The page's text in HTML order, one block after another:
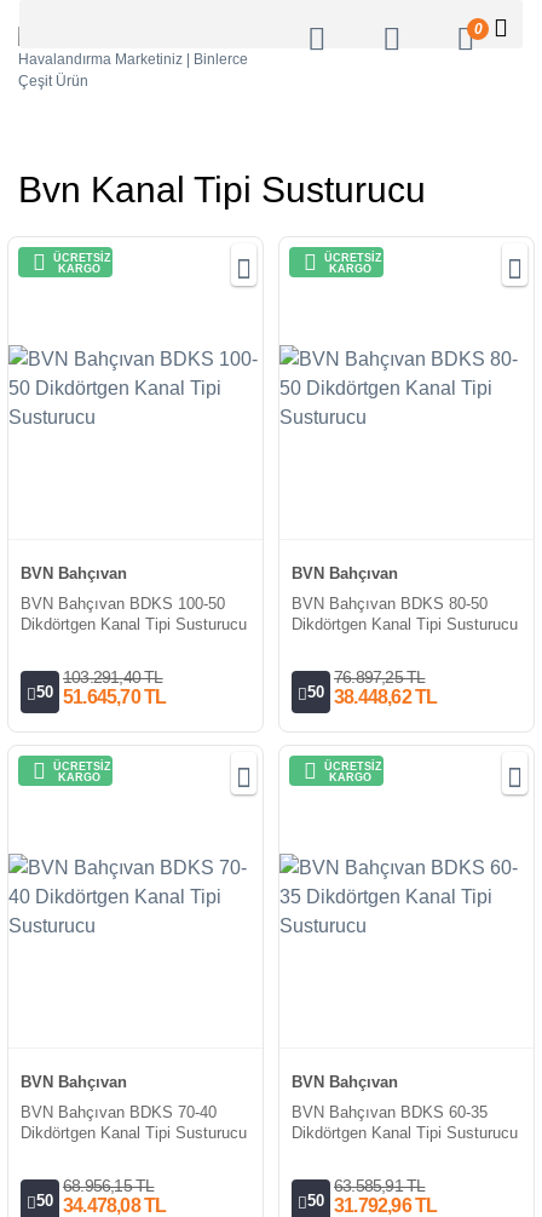
0
Bvn Kanal Tipi Susturucu
ÜCRETSİZ
KARGO
BVN Bahçıvan
BVN Bahçıvan BDKS 100-50
Dikdörtgen Kanal Tipi Susturucu
50
103.291,40 TL
51.645,70 TL
ÜCRETSİZ
KARGO
BVN Bahçıvan
BVN Bahçıvan BDKS 80-50
Dikdörtgen Kanal Tipi Susturucu
50
76.897,25 TL
38.448,62 TL
ÜCRETSİZ
KARGO
BVN Bahçıvan
BVN Bahçıvan BDKS 70-40
Dikdörtgen Kanal Tipi Susturucu
50
68.956,15 TL
34.478,08 TL
ÜCRETSİZ
KARGO
BVN Bahçıvan
BVN Bahçıvan BDKS 60-35
Dikdörtgen Kanal Tipi Susturucu
50
63.585,91 TL
31.792,96 TL